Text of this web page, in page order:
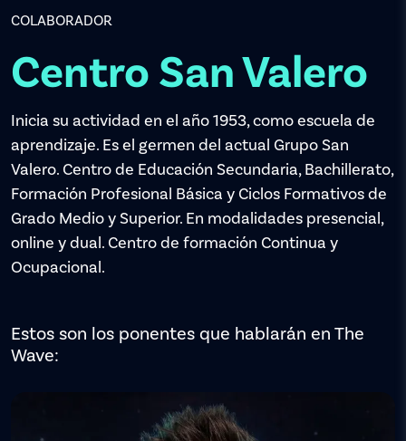
COLABORADOR
Centro San Valero
Inicia su actividad en el año 1953, como escuela de
aprendizaje. Es el germen del actual Grupo San
Valero. Centro de Educación Secundaria, Bachillerato,
Formación Profesional Básica y Ciclos Formativos de
Grado Medio y Superior. En modalidades presencial,
online y dual. Centro de formación Continua y
Ocupacional.
Estos son los ponentes que hablarán en The
Wave: